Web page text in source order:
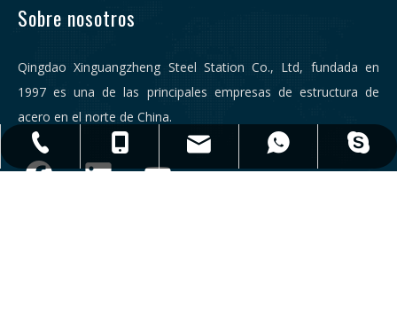
Sobre nosotros
Qingdao Xinguangzheng Steel Station Co., Ltd, fundada en
1997 es una de las principales empresas de estructura de
acero en el norte de China.
+ 86-532-83306766
+86 - 17806251018
qdxgz08@qdxgz.cn
+86 - 17806251018
Steel.Structure.xgz